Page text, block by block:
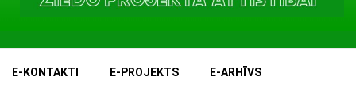
E-KONTAKTI E-PROJEKTS E-ARHĪVS